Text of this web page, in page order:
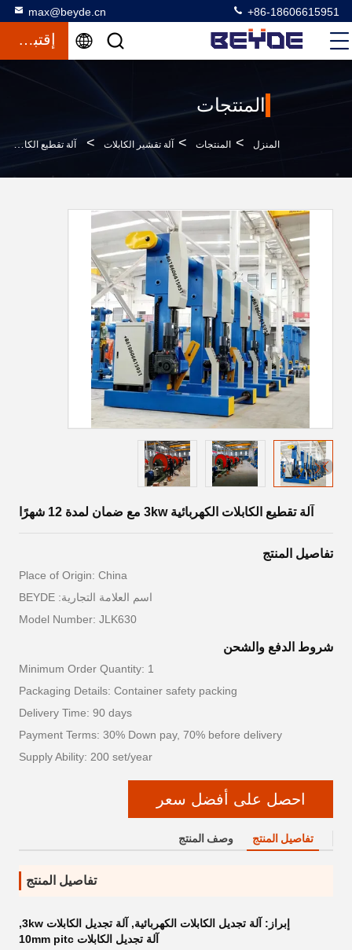
max@beyde.cn +86-18606615951
إقتباس
المنتجات
المنزل > المنتجات > آلة تقشير الكابلات > آلة تقطيع الكابلات الكهربائية 3kw مع ضمان لمدة 12 شهرًا
آلة تقطيع الكابلات الكهربائية 3kw مع ضمان لمدة 12 شهرًا
تفاصيل المنتج
Place of Origin: China
اسم العلامة التجارية: BEYDE
Model Number: JLK630
شروط الدفع والشحن
Minimum Order Quantity: 1
Packaging Details: Container safety packing
Delivery Time: 90 days
Payment Terms: 30% Down pay, 70% before delivery
Supply Ability: 200 set/year
احصل على أفضل سعر
تفاصيل المنتج وصف المنتج
تفاصيل المنتج
إبراز: آلة تجديل الكابلات الكهربائية, آلة تجديل الكابلات 3kw
,
آلة تجديل الكابلات 10mm pitc